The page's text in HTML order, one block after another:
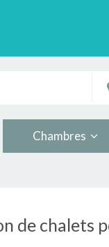
Chambres
de chalets